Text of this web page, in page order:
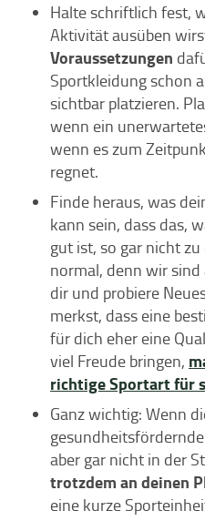
Halte schriftlich fest,
Aktivität ausüben
Voraussetzungen
Sportkleidung schon
sichtbar platzieren.
wenn ein
wenn es zum
regnet.
Finde heraus, was
kann sein, dass das,
gut ist, so gar nicht
normal, denn wir sind
dir und probiere
merkst, dass eine
für dich eher eine
viel Freude bringen,
richtige Sportart für
Ganz wichtig: Wenn
aber gar nicht in der
trotzdem an deinen
eine kurze